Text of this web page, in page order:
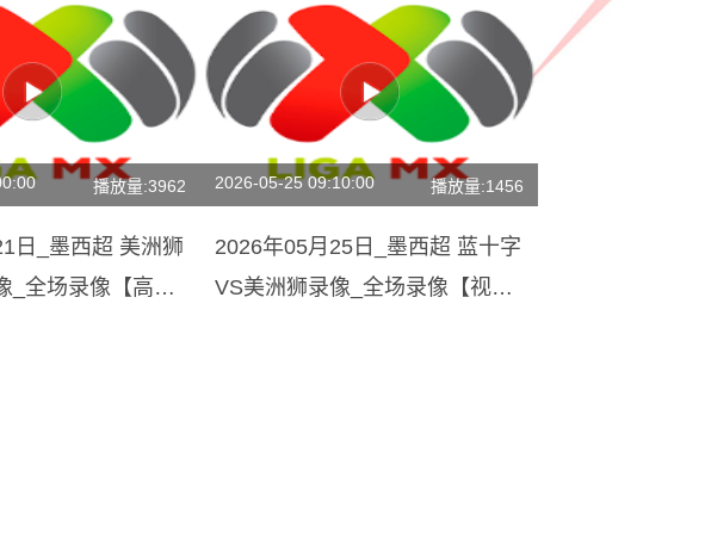
播放量:3962
日_墨西超 美洲狮
_全场录像【高清
2026-05-25 09:10:00 播放量:1456
2026年05月25日_墨西超 蓝十字
VS美洲狮录像_全场录像【视频